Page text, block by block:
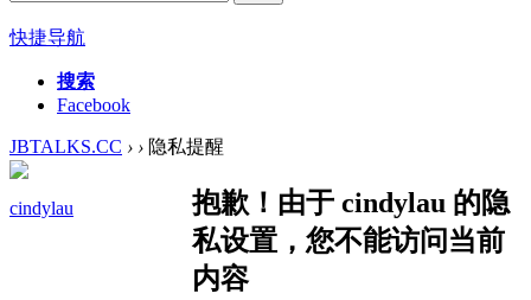
快捷导航
搜索
Facebook
JBTALKS.CC › › 隐私提醒
cindylau
抱歉！由于 cindylau 的隐
私设置，您不能访问当前
内容